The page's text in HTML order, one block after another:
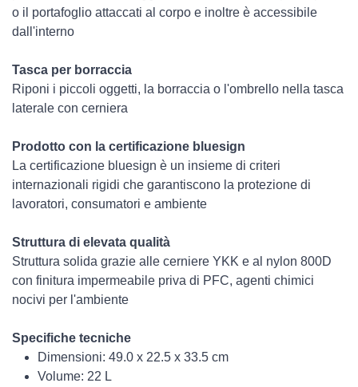
o il portafoglio attaccati al corpo e inoltre è accessibile
dall'interno
Tasca per borraccia
Riponi i piccoli oggetti, la borraccia o l'ombrello nella tasca
laterale con cerniera
Prodotto con la certificazione bluesign
La certificazione bluesign è un insieme di criteri
internazionali rigidi che garantiscono la protezione di
lavoratori, consumatori e ambiente
Struttura di elevata qualità
Struttura solida grazie alle cerniere YKK e al nylon 800D
con finitura impermeabile priva di PFC, agenti chimici
nocivi per l'ambiente
Specifiche tecniche
Dimensioni: 49.0 x 22.5 x 33.5 cm
Volume: 22 L